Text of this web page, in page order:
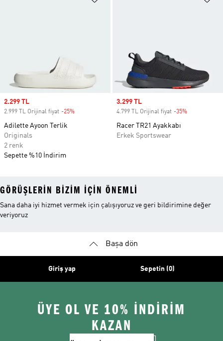
Sale price
2.299 TL
2.999 TL Orijinal fiyat -25%
Adilette Ayoon Terlik
Originals
2 renk
Sepette %10 İndirim
Sale price
3.299 TL
4.799 TL Orijinal fiyat -35%
Racer TR21 Ayakkabı
Erkek Sportswear
GÖRÜŞLERIN BIZIM IÇIN ÖNEMLI
Sana daha iyi hizmet vermek için çalışıyoruz ve geri bildirimine değer
veriyoruz
Başa dön
Giriş yap Sepetin (0)
ÜYE OL VE 10% İNDİRİM
KAZAN